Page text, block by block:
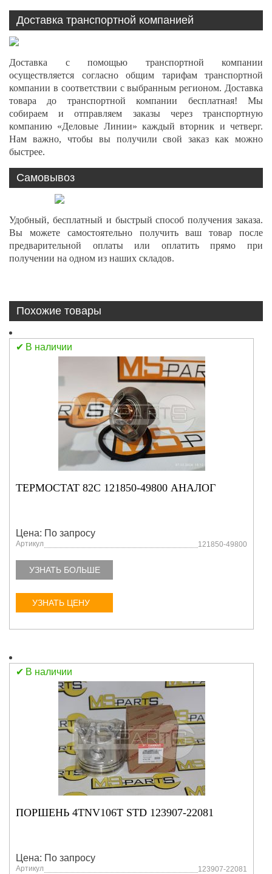
Доставка транспортной компанией
Доставка с помощью транспортной компании
осуществляется согласно общим тарифам транспортной
компании в соответствии с выбранным регионом. Доставка
товара до транспортной компании бесплатная! Мы
собираем и отправляем заказы через транспортную
компанию «Деловые Линии» каждый вторник и четверг.
Нам важно, чтобы вы получили свой заказ как можно
быстрее.
Самовывоз
Удобный, бесплатный и быстрый способ получения заказа.
Вы можете самостоятельно получить ваш товар после
предварительной оплаты или оплатить прямо при
получении на одном из наших складов.
Похожие товары
В наличии
ТЕРМОСТАТ 82С 121850-49800 АНАЛОГ
Цена: По запросу
Артикул 121850-49800
УЗНАТЬ БОЛЬШЕ
УЗНАТЬ ЦЕНУ
В наличии
ПОРШЕНЬ 4TNV106T STD 123907-22081
Цена: По запросу
Артикул 123907-22081